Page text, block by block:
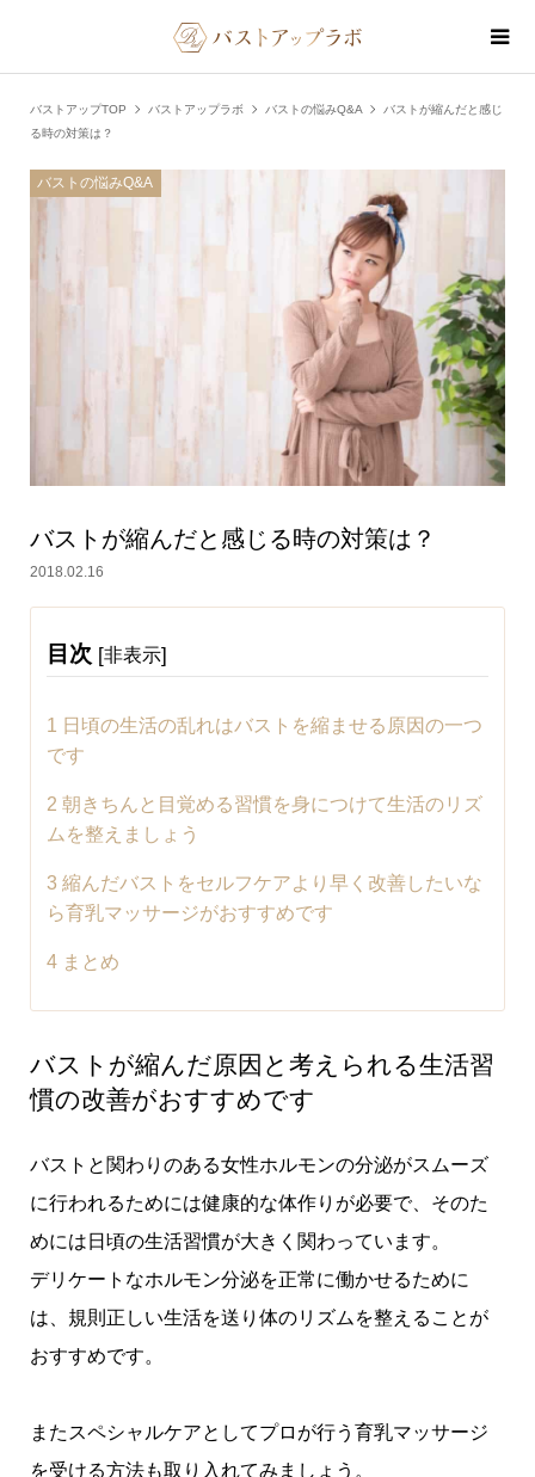
バストアップTOP バストアップラボ バストの悩みQ&A
バストが縮んだと感じ
る時の対策は？
バストの悩みQ&A
バストが縮んだと感じる時の対策は？
2018.02.16
目次 [非表示]
1 日頃の生活の乱れはバストを縮ませる原因の一つ
です
2 朝きちんと目覚める習慣を身につけて生活のリズ
ムを整えましょう
3 縮んだバストをセルフケアより早く改善したいな
ら育乳マッサージがおすすめです
4 まとめ
バストが縮んだ原因と考えられる生活習
慣の改善がおすすめです
バストと関わりのある女性ホルモンの分泌がスムーズ
に行われるためには健康的な体作りが必要で、そのた
めには日頃の生活習慣が大きく関わっています。
デリケートなホルモン分泌を正常に働かせるために
は、規則正しい生活を送り体のリズムを整えることが
おすすめです。
またスペシャルケアとしてプロが行う育乳マッサージ
を受ける方法も取り入れてみましょう。